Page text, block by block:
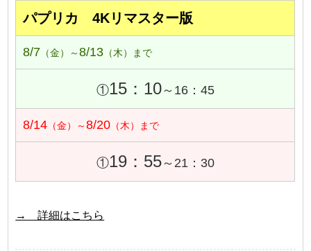
パプリカ 4Kリマスター版
8/7 （金）～8/13 （木）まで
①15：10～16：45
8/14 （金）～8/20 （木）まで
①19：55～21：30
→ 詳細はこちら